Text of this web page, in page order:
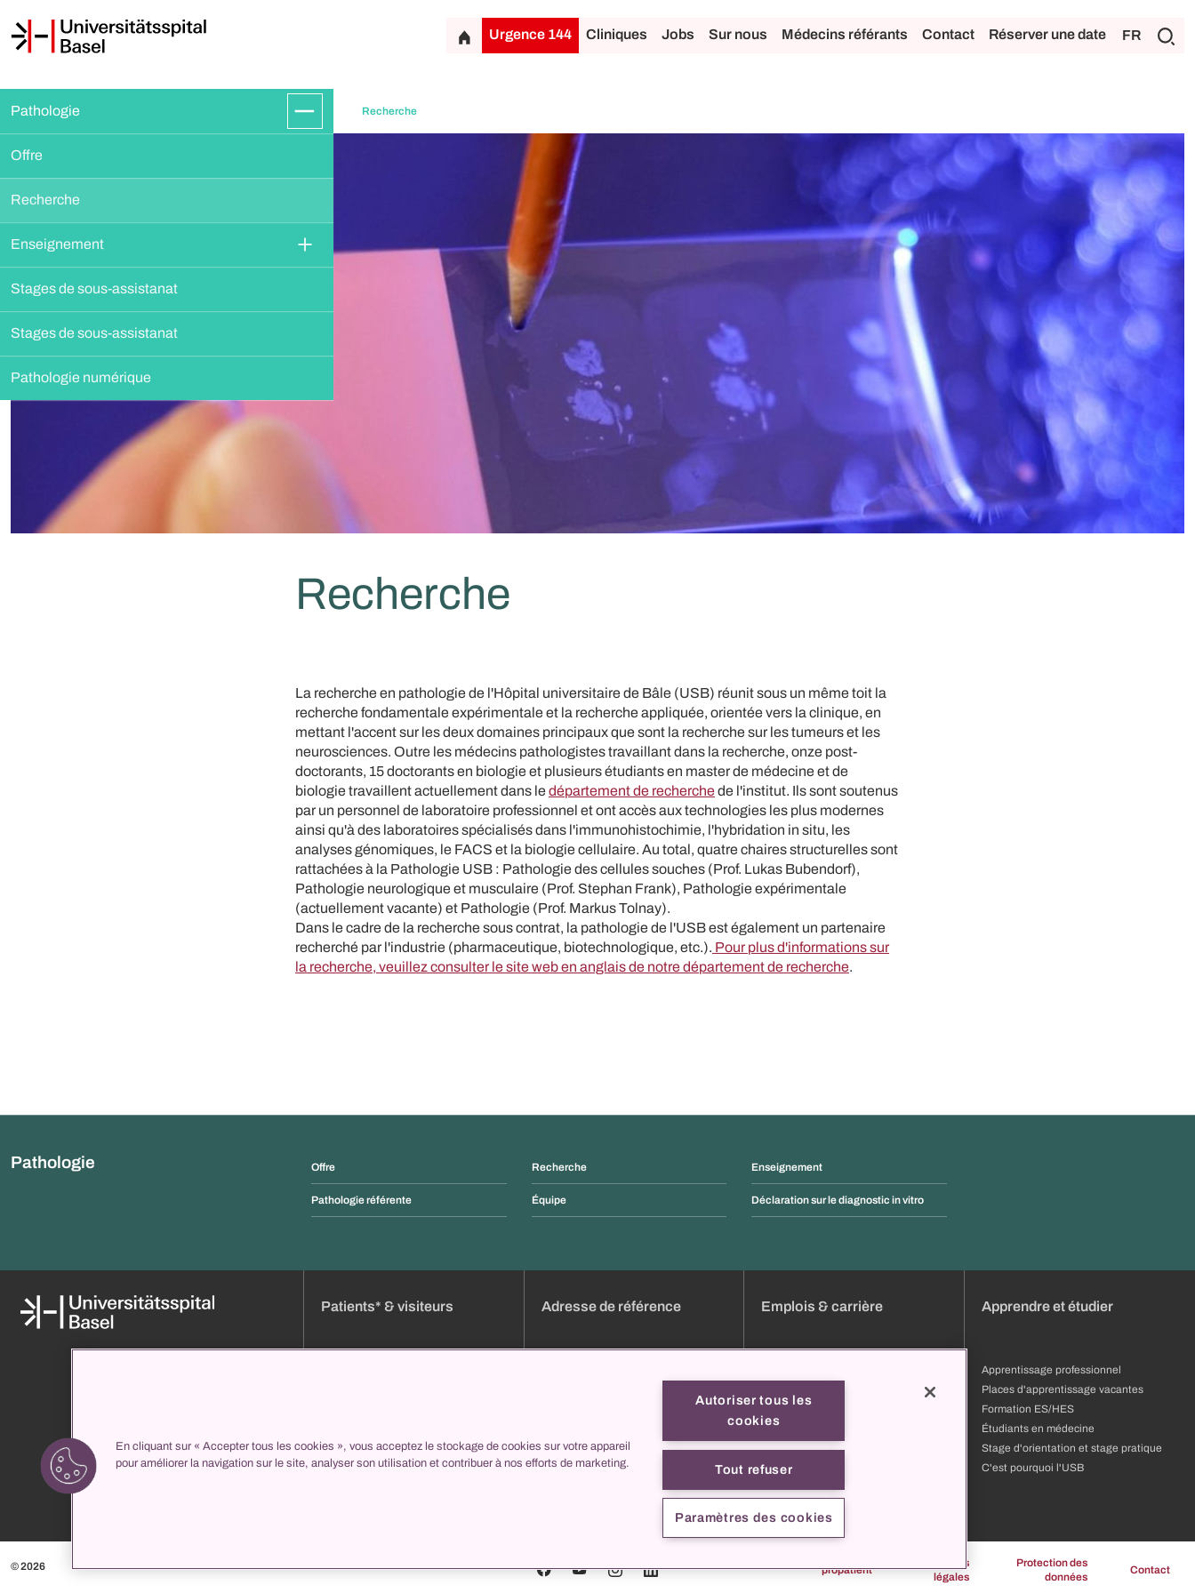
Urgence 144 Cliniques Jobs Sur nous Médecins référants Contact Réserver une date FR
Pathologie
Offre
Recherche
Enseignement
Stages de sous-assistanat
Stages de sous-assistanat
Pathologie numérique
Recherche
Recherche
La recherche en pathologie de l'Hôpital universitaire de Bâle (USB) réunit sous un même toit la
recherche fondamentale expérimentale et la recherche appliquée, orientée vers la clinique, en
mettant l'accent sur les deux domaines principaux que sont la recherche sur les tumeurs et les
neurosciences. Outre les médecins pathologistes travaillant dans la recherche, onze post-
doctorants, 15 doctorants en biologie et plusieurs étudiants en master de médecine et de
biologie travaillent actuellement dans ledépartement de recherchede l'institut. Ils sont soutenus
par un personnel de laboratoire professionnel et ont accès aux technologies les plus modernes
ainsi qu'à des laboratoires spécialisés dans l'immunohistochimie, l'hybridation in situ, les
analyses génomiques, le FACS et la biologie cellulaire. Au total, quatre chaires structurelles sont
rattachées à la Pathologie USB : Pathologie des cellules souches (Prof. Lukas Bubendorf),
Pathologie neurologique et musculaire (Prof. Stephan Frank), Pathologie expérimentale
(actuellement vacante) et Pathologie (Prof. Markus Tolnay).
Dans le cadre de la recherche sous contrat, la pathologie de l'USB est également un partenaire
recherché par l'industrie (pharmaceutique, biotechnologique, etc.). Pour plus d'informations sur
la recherche, veuillez consulter le site web en anglais de notre département de recherche.
Pathologie Offre
Pathologie référente
Recherche
Équipe
Enseignement
Déclaration sur le diagnostic in vitro
propatient
Patients* & visiteurs
Votre séjour chez nous
Services
Adresse de référence
collegis
Emplois & carrière
Formation et développement
Profils professionnels
C'est pourquoi l'USB
Contact
Apprendre et étudier
Apprentissage professionnel
Places d'apprentissage vacantes
Formation ES/HES
Étudiants en médecine
Stage d'orientation et stage pratique
C'est pourquoi l'USB
© 2026 propatient
Mentions
légales
Protection des
données
Contact
En cliquant sur « Accepter tous les cookies », vous acceptez le stockage de cookies sur votre appareil
pour améliorer la navigation sur le site, analyser son utilisation et contribuer à nos efforts de marketing.
Autoriser tous les
cookies
Tout refuser
Paramètres des cookies